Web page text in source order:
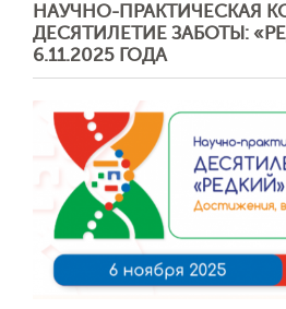
НАУЧНО-ПРАКТИЧЕСКАЯ
ДЕСЯТИЛЕТИЕ ЗАБОТЫ:
6.11.2025 ГОДА